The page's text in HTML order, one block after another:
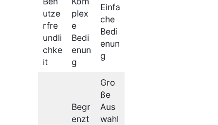
utze
rfre
undli
chke
it
plex
e
Bedi
enun
g
Einfa
che
Bedi
enun
g
Begr
enzt
Gro
ße
Aus
wahl